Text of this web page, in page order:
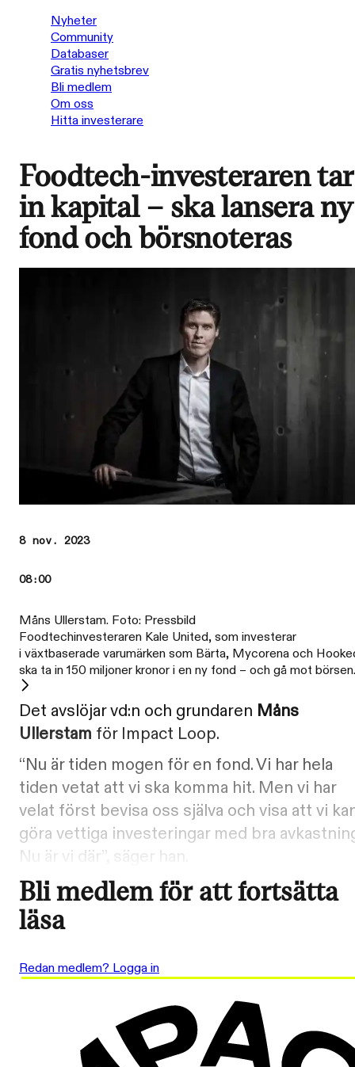
Nyheter
Community
Databaser
Gratis nyhetsbrev
Bli medlem
Om oss
Hitta investerare
Foodtech-investeraren tar
in kapital – ska lansera ny
fond och börsnoteras
8 nov. 2023
08:00
Måns Ullerstam. Foto: Pressbild
Foodtechinvesteraren Kale United, som investerar
i växtbaserade varumärken som Bärta, Mycorena och
ska ta in 150 miljoner kronor i en ny fond – och gå mot börsen.
Det avslöjar vd:n och grundaren Måns
Ullerstam för Impact Loop.
“Nu är tiden mogen för en fond. Vi har hela
tiden vetat att vi ska komma hit. Men vi har
velat först bevisa oss själva och visa att vi
göra vettiga investeringar med bra
Nu är vi där”, säger han.
Bli medlem för att fortsätta
läsa
Redan medlem? Logga in